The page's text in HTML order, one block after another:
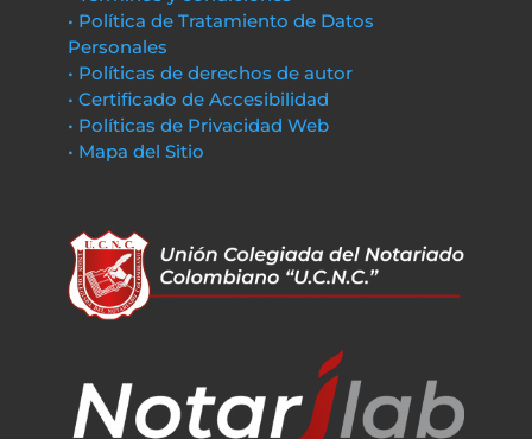
• Política de Tratamiento de Datos
Personales
• Políticas de derechos de autor
• Certificado de Accesibilidad
• Políticas de Privacidad Web
• Mapa del Sitio